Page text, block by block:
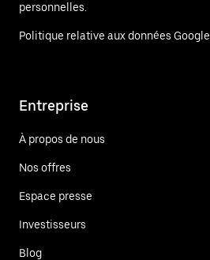
personnelles.
Politique relative aux données Google
Entreprise
À propos de nous
Nos offres
Espace presse
Investisseurs
Blog